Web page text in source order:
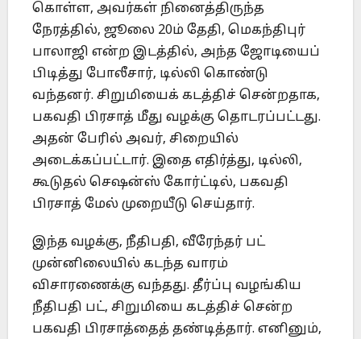
கொள்ள, அவர்கள் நினைத்திருந்த
நேரத்தில், ஜூலை 20ம் தேதி, மெகந்திபுர்
பாலாஜி என்ற இடத்தில், அந்த ஜோடியைப்
பிடித்து போலீசார், டில்லி கொண்டு
வந்தனர். சிறுமியைக் கடத்திச் சென்றதாக,
பகவதி பிரசாத் மீது வழக்கு தொடரப்பட்டது.
அதன் பேரில் அவர், சிறையில்
அடைக்கப்பட்டார். இதை எதிர்த்து, டில்லி,
கூடுதல் செஷன்ஸ் கோர்ட்டில், பகவதி
பிரசாத் மேல் முறையீடு செய்தார்.
இந்த வழக்கு, நீதிபதி, வீரேந்தர் பட்
முன்னிலையில் கடந்த வாரம்
விசாரணைக்கு வந்தது. தீர்ப்பு வழங்கிய
நீதிபதி பட், சிறுமியை கடத்திச் சென்ற
பகவதி பிரசாத்தைத் தண்டித்தார். எனினும்,